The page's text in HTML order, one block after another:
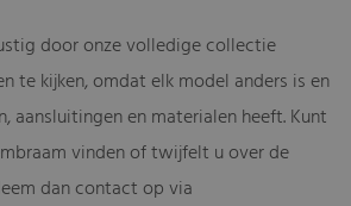
door onze volledige collectie
te kijken, omdat elk model anders is en
aansluitingen en materialen heeft. Kunt
vinden of twijfelt u over de
dan contact op via